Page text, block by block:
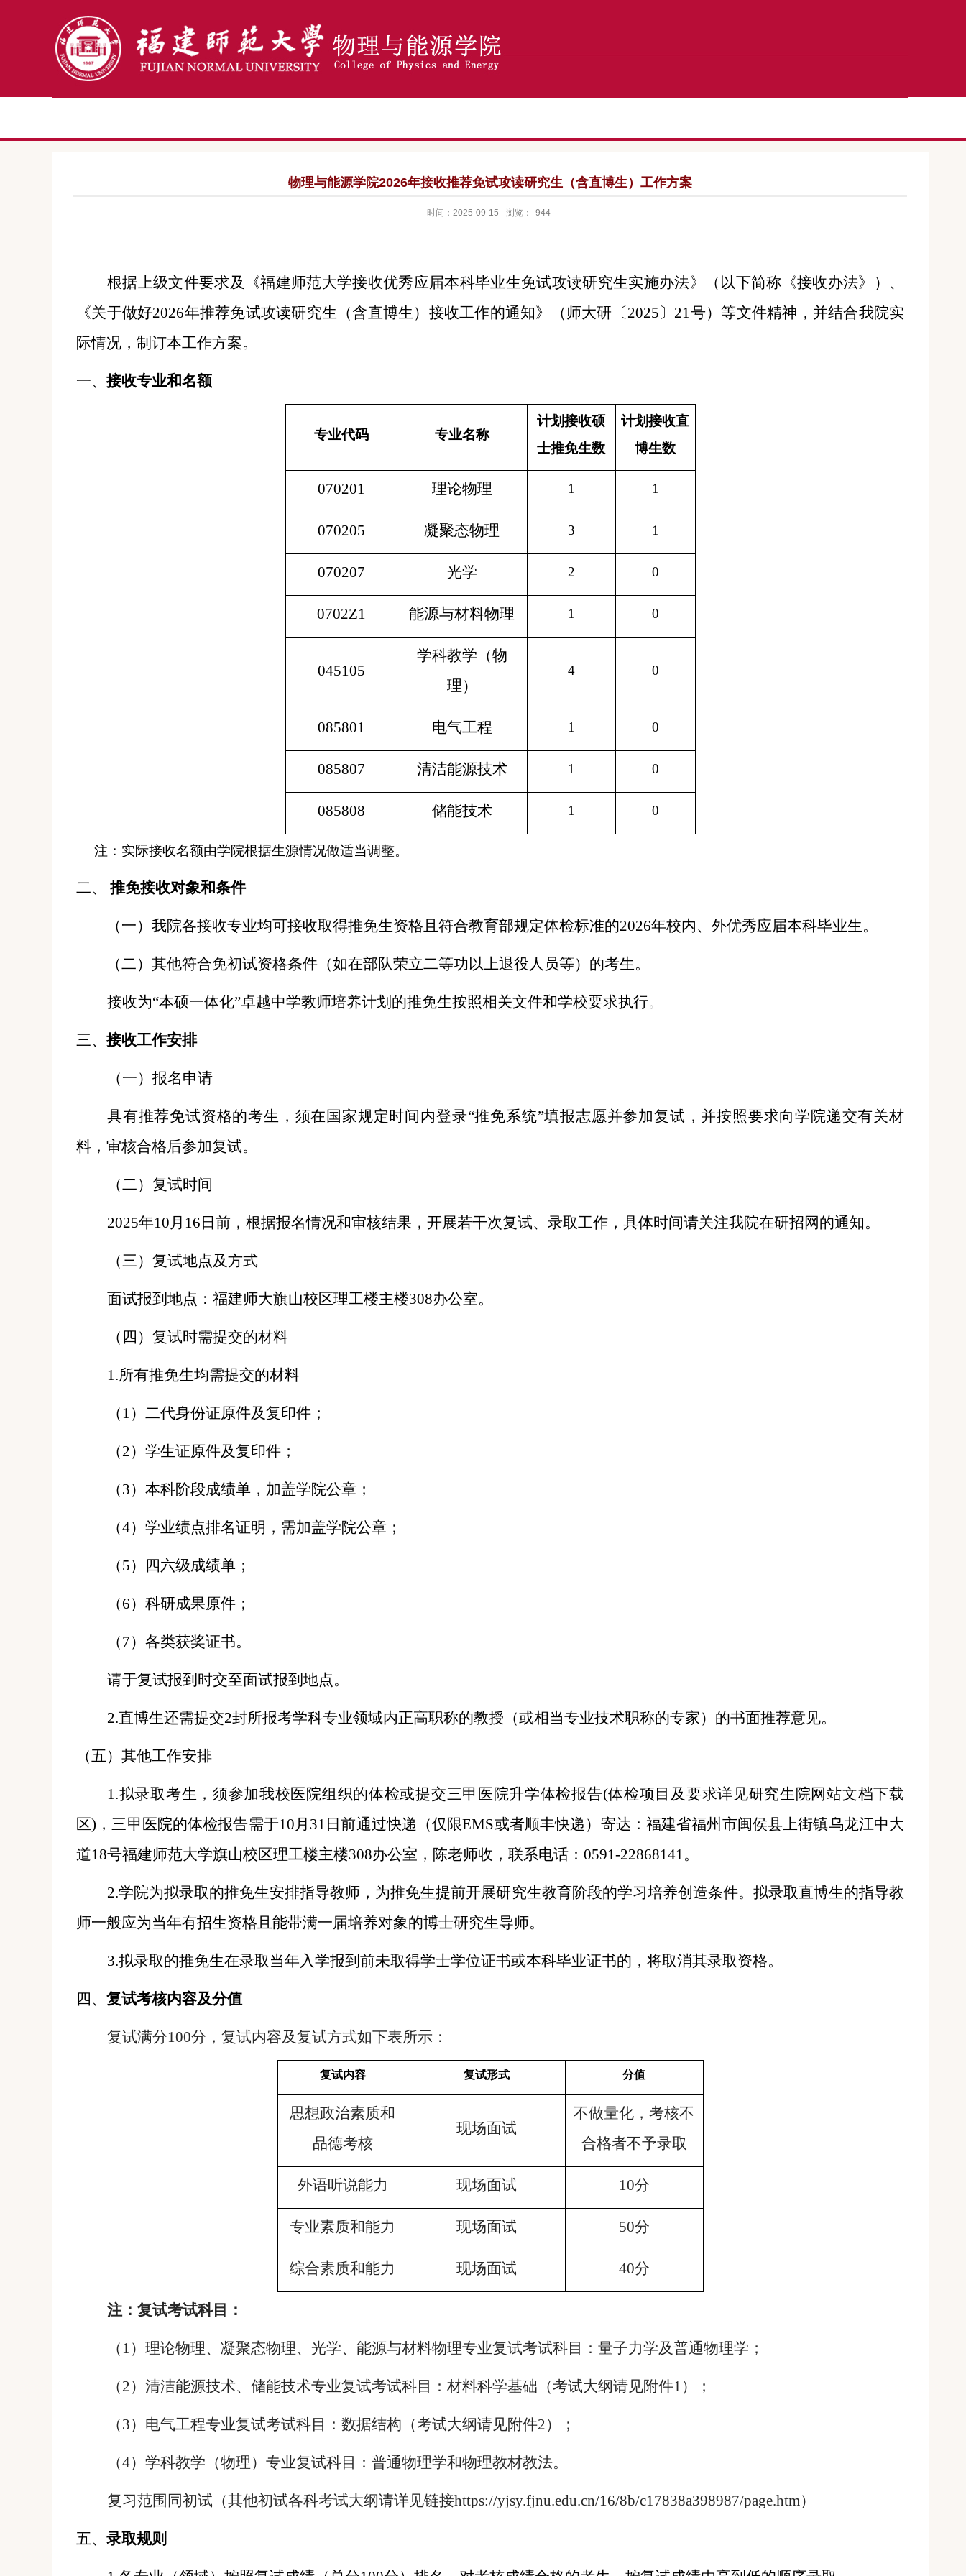
物理与能源学院2026年接收推荐免试攻读研究生（含直博生）工作方案
时间：2025-09-15 浏览： 944
根据上级文件要求及《福建师范大学接收优秀应届本科毕业生免试攻读研究生实施办法》（以下简称《接收办法》）、
《关于做好2026年推荐免试攻读研究生（含直博生）接收工作的通知》（ 师大研〔2025〕21号）等文件精神，并结合我院实
际情况，制订本工作方案。
一、 接收专业和名额
专业代码 专业名称
计划接收硕
士推免生数
计划接收直
博生数
070201 理论物理 1 1
070205 凝聚态物理 3 1
070207 光学 2 0
0702Z1 能源与材料物理 1 0
045105
学科教学（物
理）
4 0
085801 电气工程 1 0
085807 清洁能源技术 1 0
085808 储能技术 1 0
注：实际接收名额由学院根据生源情况做适当调整。
二、 推免接收对象和条件
（一） 我院各接收专业均可接收取得推免生资格且符合教育部规定体检标准的2026年校内、外优秀应届本科毕业生。
（二） 其他符合免初试资格条件（如在部队荣立二等功以上退役人员等）的考生。
接收为“本硕一体化”卓越中学教师培养计划 的推免生按照相关文件和学校要求执行。
三、 接收工作安排
（一） 报名申请
具有推荐免试资格的考生，须在国家规定时间内登录“推免系统”填报志愿并参加复试 ，并按照要求向学院递交有关材
料， 审核合格后参加复试。
（二） 复试时间
2025年10月16 日前，根据报名情况和审核结果，开展若干次复试、录取工作，具体时间请关注我院在研招网的通知。
（三） 复试地点及方式
面试报到地点：福建师大旗山校区理工楼主楼308办公室。
（四） 复试时需提交的材料
1.所有推免生均需提交的材料
（ 1）二代身份证原件及复印件；
（2）学生证原件及复印件；
（3）本科阶段成绩单，加盖学院公章；
（4）学业绩点排名证明，需加盖学院公章；
（5）四六级成绩单；
（6）科研成果原件；
（7）各类获奖证书。
请于复试报到时交至面试报到地点。
2.直博生还需提交2封所报考学科专业领域内正高职称的教授（或相当专业技术职称的专家）的书面推荐意见。
（五）其他工作安排
1.拟录取考生，须参加我校医院组织的体检或提交三甲医院升学体检报告(体检项目及要求详见研究生院网站文档下载
区) ，三甲医院的体检报告需于10月 31 日前通过快递（仅 限EMS或者顺丰快递）寄达 ： 福建省福州市闽侯县上街镇乌龙江中大
道18号福建师范大学旗山校区理工楼主楼308办公室 ， 陈老师收，联系电话： 0591-22868141。
2.学院为拟录取的推免生安排指导教师，为推免生提前开展研究生教育阶段的学习培养创造条件。拟录取直博生的指导教
师一般应为当年有招生资格且能带满一届培养对象的博士研究生导师。
3.拟录取的推免生在录取当年入学报到前未取得学士学位证书或本科毕业证书的，将取消其录取资格。
四、 复试考核内容及分值
复试满分100分，复试内容及复试方式如下表所示：
复试内容 复试形式 分值
思想政治素质和
品德考核
现场面试
不做量化，考核不
合格者不予录取
外语听说能力 现场面试 10分
专业素质和能力 现场面试 50分
综合素质和能力 现场面试 40分
注：复试考试科目：
（ 1）理论物理、凝聚态物理、 光学、 能源与材料物理专业复试考试科目：量子力学及普通物理学；
（2） 清洁能源技术、储能技术专业复试考试科目：材料科学基础 （考试大纲请见附件1） ；
（3） 电气工程专业复试考试科目： 数据结构（考试大纲请见附件2） ；
（4）学科教学（物理）专业复试科目：普通物理学和物理教材教法。
复习范围同初试（其他初试各科考试大纲请详见链接https://yjsy.fjnu.edu.cn/16/8b/c17838a398987/page.htm）
五、 录取规则